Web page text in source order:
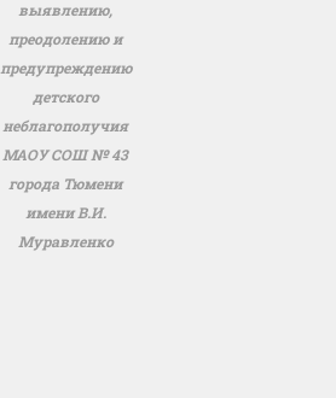
выявлению,
преодолению и
предупреждению
детского
неблагополучия
МАОУ СОШ № 43
города Тюмени
имени В.И.
Муравленко